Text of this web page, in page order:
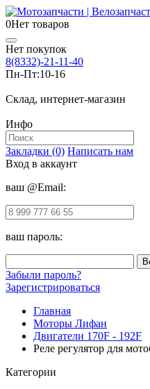
0Нет товаров
Нет покупок
8(8332)-21-11-40
Пн-Пт:10-16
Склад, интернет-магазин
Инфо
Закладки (0) Написать нам
Вход в аккаунт
ваш @Email:
ваш пароль:
Забыли пароль?
Зарегистрироваться
Главная
Моторы Лифан
Двигатели 170F - 192F
Реле регулятор для
Категории